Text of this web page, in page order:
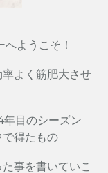
ようこそ！
よく筋肥大させ
目のシーズン
得たもの
事を書いていこ